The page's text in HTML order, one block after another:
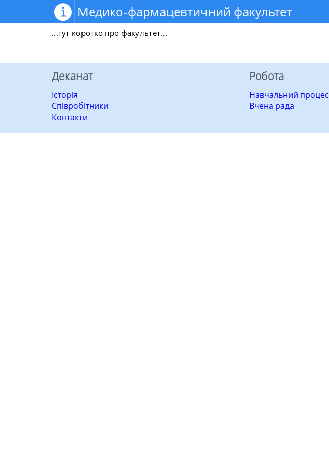
Медико-фармацевтичний факультет
...тут коротко про факультет...
Деканат
Історія
Співробітники
Контакти
Робота
Навчальний процес
Вчена рада